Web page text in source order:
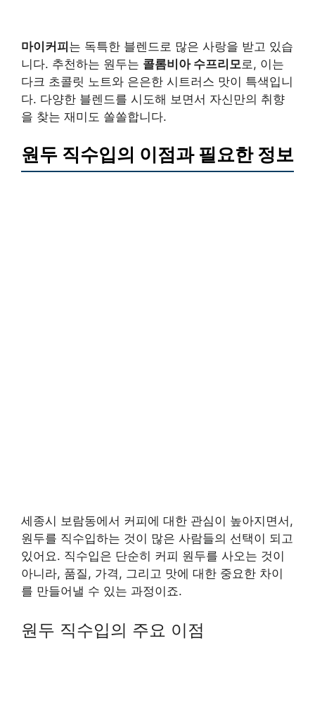
마이커피 는 독특한 블렌드로 많은 사랑을 받고 있습
니다. 추천하는 원두는 콜롬비아 수프리모로, 이는
다크 초콜릿 노트와 은은한 시트러스 맛이 특색입니
다. 다양한 블렌드를 시도해 보면서 자신만의 취향
을 찾는 재미도 쏠쏠합니다.
원두 직수입의 이점과 필요한 정보
세종시 보람동에서 커피에 대한 관심이 높아지면서,
원두를 직수입하는 것이 많은 사람들의 선택이 되고
있어요. 직수입은 단순히 커피 원두를 사오는 것이
아니라, 품질, 가격, 그리고 맛에 대한 중요한 차이
를 만들어낼 수 있는 과정이죠.
원두 직수입의 주요 이점